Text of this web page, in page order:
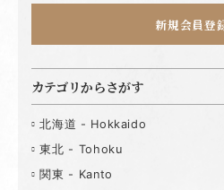
新規会員登
カテゴリからさがす
北海道 - Hokkaido
東北 - Tohoku
関東 - Kanto